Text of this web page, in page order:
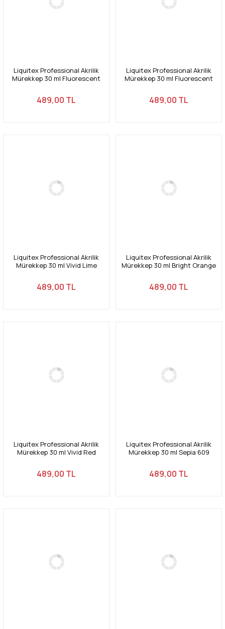
Liquitex Professional Akrilik
Mürekkep 30 ml Fluorescent
489,00 TL
Liquitex Professional Akrilik
Mürekkep 30 ml Fluorescent
489,00 TL
Liquitex Professional Akrilik
Mürekkep 30 ml Vivid Lime
489,00 TL
Liquitex Professional Akrilik
Mürekkep 30 ml Bright Orange
489,00 TL
Liquitex Professional Akrilik
Mürekkep 30 ml Vivid Red
489,00 TL
Liquitex Professional Akrilik
Mürekkep 30 ml Sepia 609
489,00 TL